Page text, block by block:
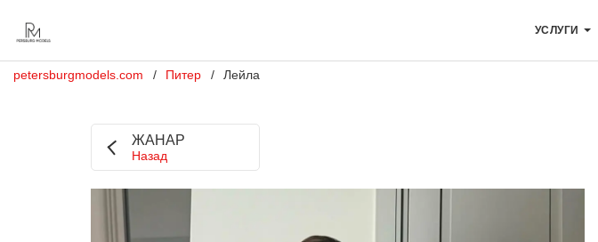
УСЛУГИ
petersburgmodels.com Питер Лейла
ЖАНАР
Назад